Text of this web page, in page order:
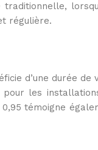
traditionnelle,
régulière.
d’une durée
les
témoigne